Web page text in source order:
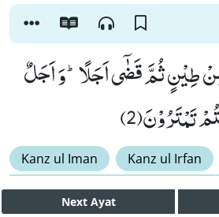
طِیْنٍ ثُمَّ قَضٰۤى اَجَلًاؕ-وَ اَجَلٌ
تَمْتَرُوْنَ(2)
Kanz ul Iman Kanz ul Irfan
Next Ayat